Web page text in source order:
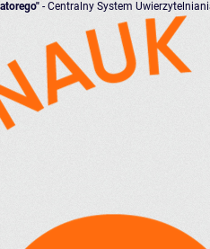
- Centralny System